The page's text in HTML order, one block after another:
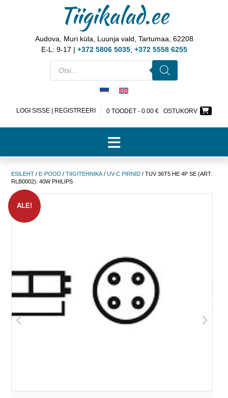
Tiigikalad.ee
Audova, Muri küla, Luunja vald, Tartumaa, 62208
E-L: 9-17 | +372 5806 5035, +372 5558 6255
LOGI SISSE | REGISTREERI 0 TOODET - 0.00 € OSTUKORV
ESILEHT / E-POOD / TIIGITEHNIKA / UV-C PIRNID / TUV 36T5 HE 4P SE (ART.
RLB0002): 40W PHILIPS
ALE!